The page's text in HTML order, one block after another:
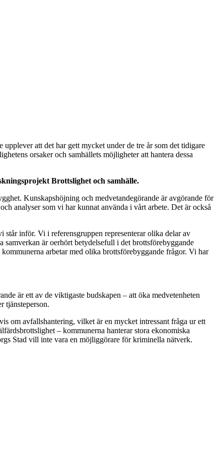
att det har gett mycket under de tre år som det tidigare
orsaker och samhällets möjligheter att hantera dessa
Brottslighet och samhälle.
Kunskapshöjning och medvetandegörande är avgörande för
analyser som vi har kunnat använda i vårt arbete. Det är också
inför. Vi i referensgruppen representerar olika delar av
är oerhört betydelsefull i det brottsförebyggande
arbetar med olika brottsförebyggande frågor. Vi har
är ett av de viktigaste budskapen – att öka medvetenheten
tjänsteperson.
om avfallshantering, vilket är en mycket intressant fråga ur ett
– kommunerna hanterar stora ekonomiska
Stad vill inte vara en möjliggörare för kriminella nätverk.